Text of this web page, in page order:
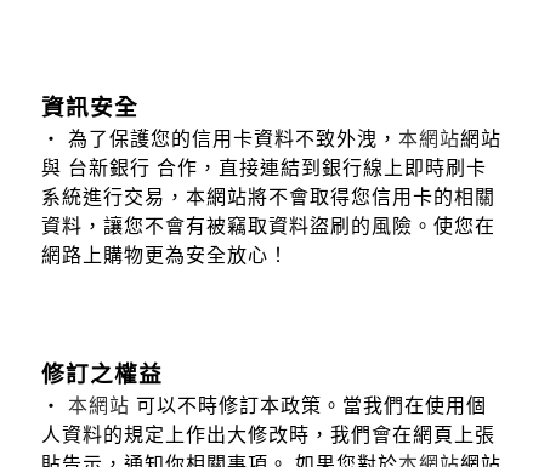
資訊安全
‧ 為了保護您的信用卡資料不致外洩， 本網站網站
與 台新銀行 合作，直接連結到銀行線上即時刷卡
系統進行交易，本網站將不會取得您信用卡的相關
資料，讓您不會有被竊取資料盜刷的風險。使您在
網路上購物更為安全放心！
修訂之權益
‧ 本網站 可以不時修訂本政策。當我們在使用個
人資料的規定上作出大修改時，我們會在網頁上張